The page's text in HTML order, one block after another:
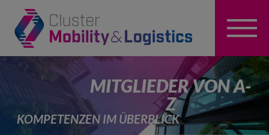
MITGLIEDER VON A-
Z
KOMPETENZEN IM ÜBERBLICK